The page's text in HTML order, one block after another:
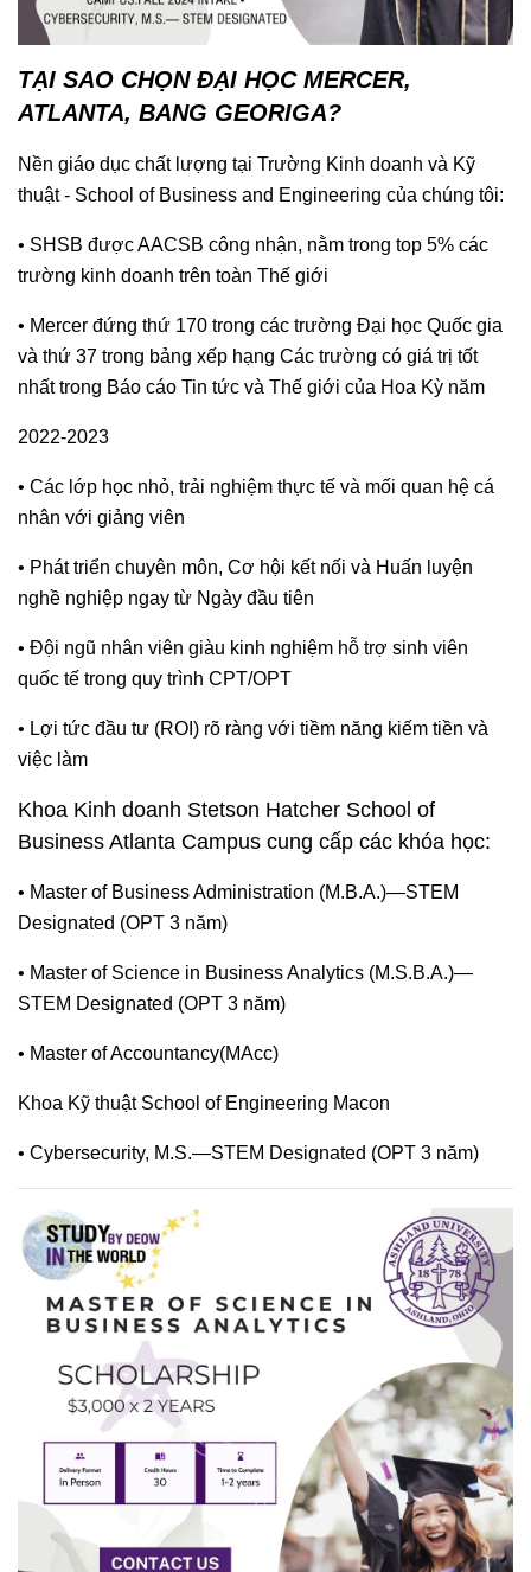
TẠI SAO CHỌN ĐẠI HỌC MERCER,
ATLANTA, BANG GEORIGA?
Nền giáo dục chất lượng tại Trường Kinh doanh và Kỹ
thuật - School of Business and Engineering của chúng tôi:
• SHSB được AACSB công nhận, nằm trong top 5% các
trường kinh doanh trên toàn Thế giới
• Mercer đứng thứ 170 trong các trường Đại học Quốc gia
và thứ 37 trong bảng xếp hạng Các trường có giá trị tốt
nhất trong Báo cáo Tin tức và Thế giới của Hoa Kỳ năm
2022-2023
• Các lớp học nhỏ, trải nghiệm thực tế và mối quan hệ cá
nhân với giảng viên
• Phát triển chuyên môn, Cơ hội kết nối và Huấn luyện
nghề nghiệp ngay từ Ngày đầu tiên
• Đội ngũ nhân viên giàu kinh nghiệm hỗ trợ sinh viên
quốc tế trong quy trình CPT/OPT
• Lợi tức đầu tư (ROI) rõ ràng với tiềm năng kiếm tiền và
việc làm
Khoa Kinh doanh Stetson Hatcher School of
Business Atlanta Campus cung cấp các khóa học:
• Master of Business Administration (M.B.A.)—STEM
Designated (OPT 3 năm)
• Master of Science in Business Analytics (M.S.B.A.)—
STEM Designated (OPT 3 năm)
• Master of Accountancy(MAcc)
Khoa Kỹ thuật School of Engineering Macon
• Cybersecurity, M.S.—STEM Designated (OPT 3 năm)